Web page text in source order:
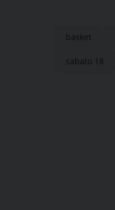
basket
sabato 18